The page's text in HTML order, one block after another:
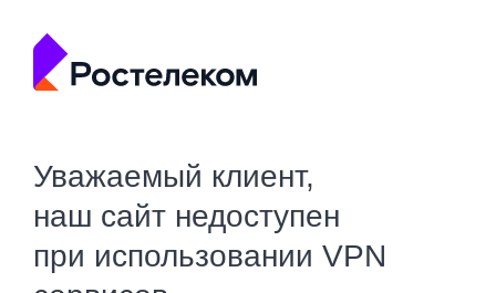
Уважаемый клиент,
наш сайт недоступен
при использовании VPN